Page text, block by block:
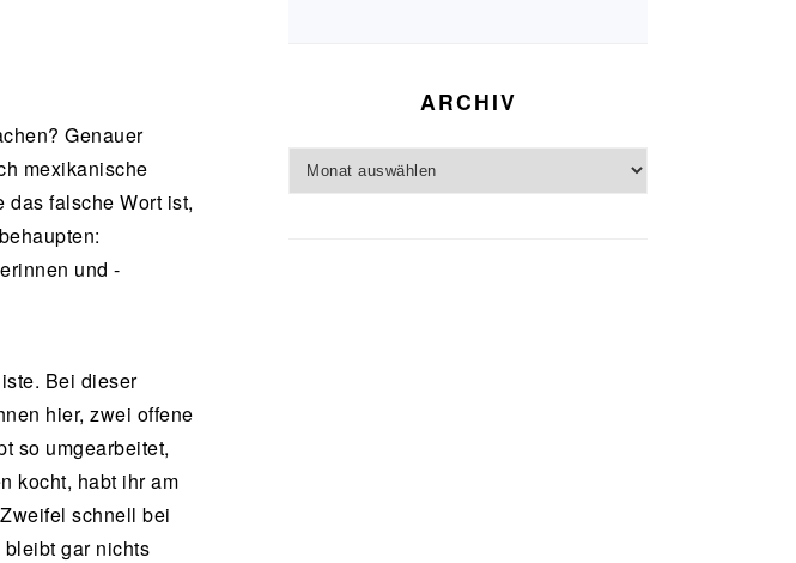
Genauer
mexikanische
das falsche Wort ist,
und -
Bei dieser
hier, zwei offene
so umgearbeitet,
kocht, habt ihr am
schnell bei
gar nichts
ARCHIV
Archiv